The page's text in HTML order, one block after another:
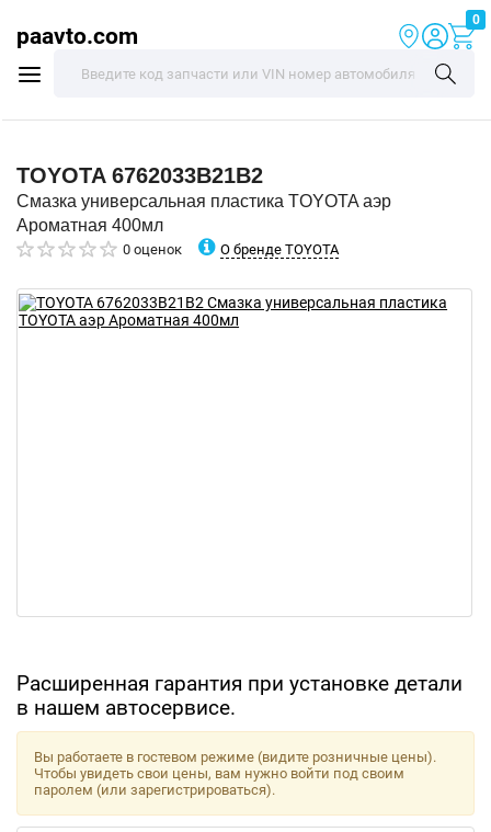
paavto.com
0
TOYOTA 6762033B21B2
Смазка универсальная пластика TOYOTA аэр
Ароматная 400мл
0 оценок О бренде TOYOTA
Расширенная гарантия при установке детали
в нашем автосервисе.
Вы работаете в гостевом режиме (видите розничные цены).
Чтобы увидеть свои цены, вам нужно войти под своим
паролем (или зарегистрироваться).